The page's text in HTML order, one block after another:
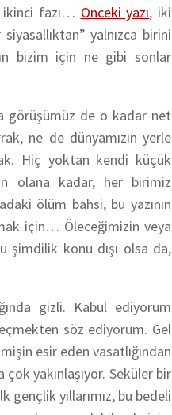
ikinci fazı… Önceki yazı, iki
yalnızca birini
bizim için ne gibi sonlar
görüşümüz de o kadar net
ne de dünyamızın yerle
Hiç yoktan kendi küçük
olana kadar, her birimiz
ölüm bahsi, bu yazının
için… Öleceğimizin veya
şimdilik konu dışı olsa da,
gizli. Kabul ediyorum
söz ediyorum. Gel
esir eden vasatlığından
çok yakınlaşıyor. Seküler bir
yıllarımız, bu bedeli